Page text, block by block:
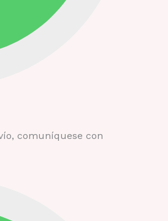
comuníquese con